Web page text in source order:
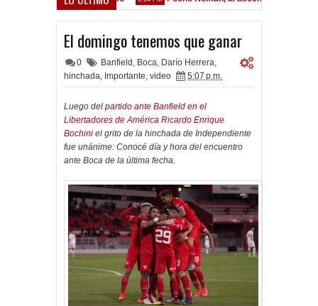
El domingo tenemos que ganar
0 Banfield , Boca, Darío Herrera,
hinchada, Importante, video 5:07 p.m.
Luego del partido ante Banfield en el
Libertadores de América Ricardo Enrique
Bochini el grito de la hinchada de Independiente
fue unánime: Conocé día y hora del encuentro
ante Boca de la última fecha.